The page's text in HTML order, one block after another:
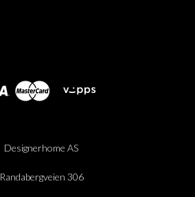
Designerhome AS
Randabergveien 306